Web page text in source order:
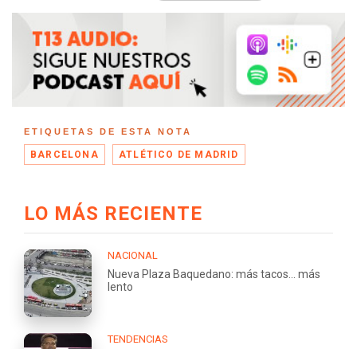
ETIQUETAS DE ESTA NOTA
BARCELONA ATLÉTICO DE MADRID
LO MÁS RECIENTE
NACIONAL
Nueva Plaza Baquedano: más tacos... más
lento
TENDENCIAS